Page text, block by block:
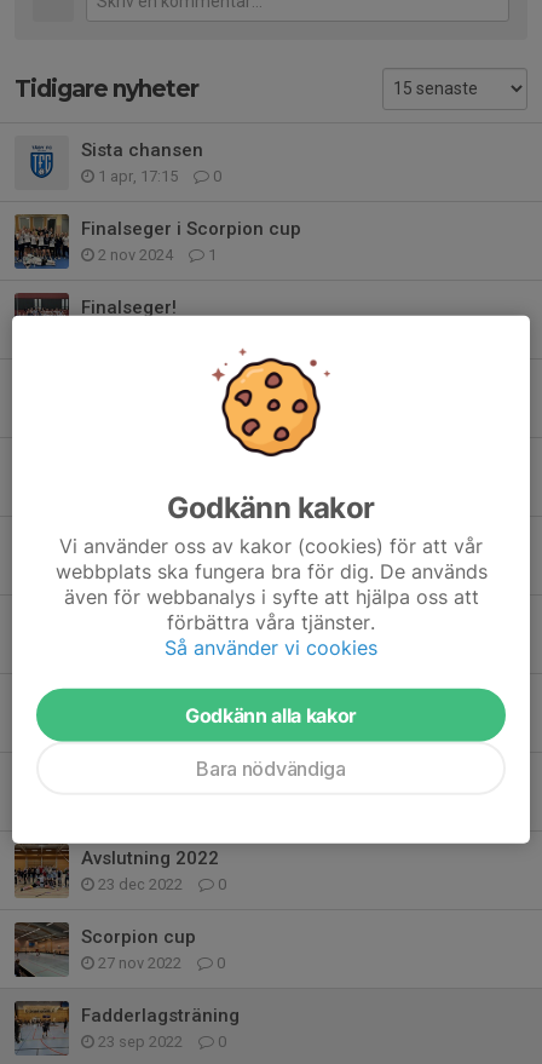
Tidigare nyheter
Sista chansen
1 apr, 17:15 0
Finalseger i Scorpion cup
2 nov 2024 1
Finalseger!
0
Seriespelet klart för denna säsongen
30 mar 2024 0
Viktig information inför säsongen
20 jul 2023 0
0
Storvretacupen 2023
Avslutning 2022
23 dec 2022 0
Scorpion cup
27 nov 2022 0
Fadderlagsträning
23 sep 2022 0
Godkänn kakor
Vi använder oss av kakor (cookies) för att vår
webbplats ska fungera bra för dig. De används
även för webbanalys i syfte att hjälpa oss att
förbättra våra tjänster.
Så använder vi cookies
Godkänn alla kakor
Bara nödvändiga